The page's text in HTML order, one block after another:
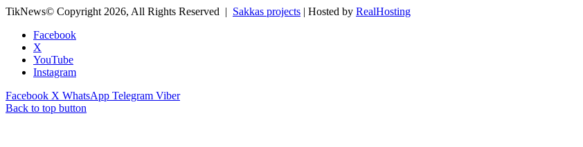
TikNews© Copyright 2026, All Rights Reserved | Sakkas projects | Hosted by RealHosting
Facebook
X
YouTube
Instagram
Facebook X WhatsApp Telegram Viber
Back to top button